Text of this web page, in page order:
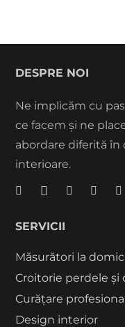
DESPRE NOI
Ne implicăm cu
ce facem și ne
abordare diferită
interioare.
SERVICII
Măsurători la
Croitorie perdele și
Curățare
Design interior